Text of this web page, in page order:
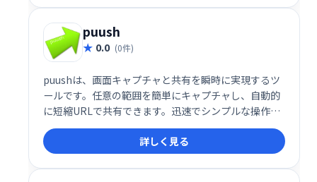
puush
0.0 (0件)
puushは、画面キャプチャと共有を瞬時に実現するツ
ールです。任意の範囲を簡単にキャプチャし、自動的
に短縮URLで共有できます。迅速でシンプルな操作性
で、スムーズな情報共有をサポートします。
詳しく見る